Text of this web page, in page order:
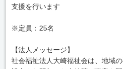
支援を行います
※定員：25名
【法人メッセージ】
社会福祉法人大崎福祉会は、地域